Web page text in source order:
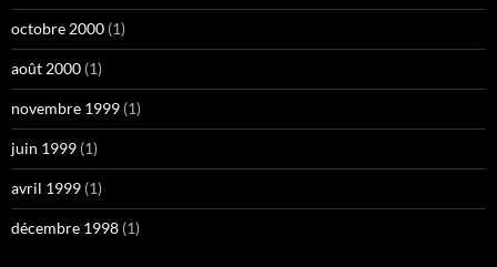
octobre 2000 (1)
août 2000 (1)
novembre 1999 (1)
juin 1999 (1)
avril 1999 (1)
décembre 1998 (1)